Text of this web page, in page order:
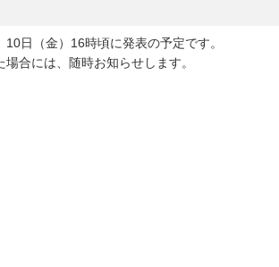
日（金）16時頃に発表の予定です。
合には、随時お知らせします。